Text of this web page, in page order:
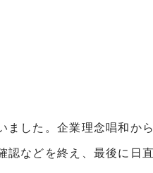
した。企業理念唱和か
などを終え、最後に日